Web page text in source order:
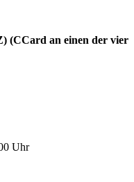
(CCard an einen der vier
Uhr